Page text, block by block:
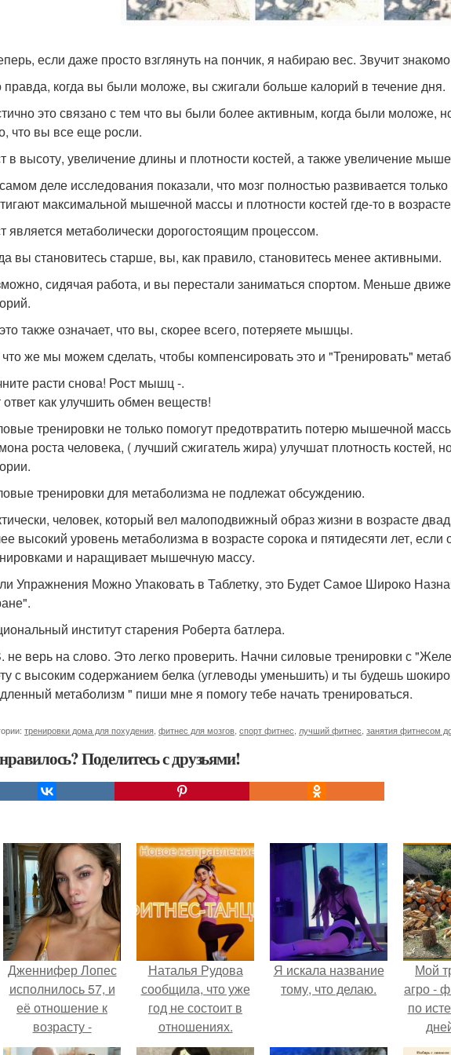
если даже просто взглянуть на пончик, я набираю вес. Звучит
правда, когда вы были моложе, вы сжигали больше калорий в течение дня.
это связано с тем что вы были более активным, когда были моложе,
что вы все еще росли.
в высоту, увеличение длины и плотности костей, а также увеличение
деле исследования показали, что мозг полностью развивается
максимальной мышечной массы и плотности костей где-то в
является метаболически дорогостоящим процессом.
вы становитесь старше, вы, как правило, становитесь менее активными.
сидячая работа, и вы перестали заниматься спортом. Меньше
также означает, что вы, скорее всего, потеряете мышцы.
что же мы можем сделать, чтобы компенсировать это и "Тренировать"
расти снова! Рост мышц -.
ответ как улучшить обмен веществ!
тренировки не только помогут предотвратить потерю мышечной
роста человека, ( лучший сжигатель жира) улучшат плотность костей,
тренировки для метаболизма не подлежат обсуждению.
человек, который вел малоподвижный образ жизни в возрасте
высокий уровень метаболизма в возрасте сорока и пятидесяти лет,
и наращивает мышечную массу.
Упражнения Можно Упаковать в Таблетку, это Будет Самое Широко
институт старения Роберта батлера.
не верь на слово. Это легко проверить. Начни силовые тренировки с
с высоким содержанием белка (углеводы уменьшить) и ты будешь
метаболизм " пиши мне я помогу тебе начать тренироваться.
тренировки дома для похудения фитнес для мозгов спорт фитнес лучший фитнес занятия фитнесом
Поделитесь с друзьями!
Дженнифер Лопес
исполнилось 57, и
её отношение к
возрасту -
настоящий
Наталья Рудова
сообщила, что уже
год не состоит в
отношениях.
Я искала название
тому, что делаю.
Мой
агро -
по